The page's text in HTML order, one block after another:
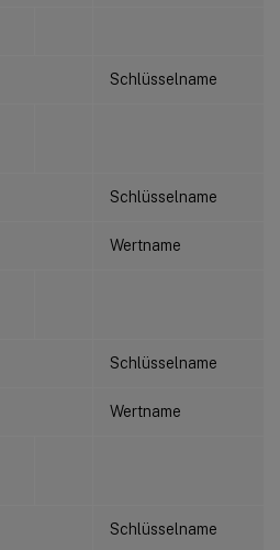
Schlüsselname
Schlüsselname
Wertname
Schlüsselname
Wertname
Schlüsselname